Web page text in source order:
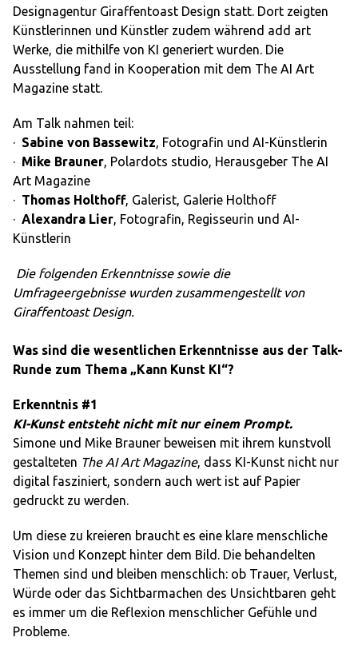
Designagentur Giraffentoast Design statt. Dort zeigten
Künstlerinnen und Künstler zudem während add art
Werke, die mithilfe von KI generiert wurden. Die
Ausstellung fand in Kooperation mit dem The AI Art
Magazine statt.
Am Talk nahmen teil:
· Sabine von Bassewitz, Fotografin und AI-Künstlerin
· Mike Brauner, Polardots studio, Herausgeber The AI
Art Magazine
· Thomas Holthoff, Galerist, Galerie Holthoff
· Alexandra Lier, Fotografin, Regisseurin und AI-
Künstlerin
Die folgenden Erkenntnisse sowie die
Umfrageergebnisse wurden zusammengestellt von
Giraffentoast Design.
Was sind die wesentlichen Erkenntnisse aus der Talk-
Runde zum Thema „Kann Kunst KI“?
Erkenntnis #1
KI-Kunst entsteht nicht mit nur einem Prompt.
Simone und Mike Brauner beweisen mit ihrem kunstvoll
gestalteten The AI Art Magazine, dass KI-Kunst nicht nur
digital fasziniert, sondern auch wert ist auf Papier
gedruckt zu werden.
Um diese zu kreieren braucht es eine klare menschliche
Vision und Konzept hinter dem Bild. Die behandelten
Themen sind und bleiben menschlich: ob Trauer, Verlust,
Würde oder das Sichtbarmachen des Unsichtbaren geht
es immer um die Reflexion menschlicher Gefühle und
Probleme.